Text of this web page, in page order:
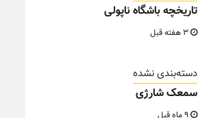
تاریخچه باشگاه ناپولی
دسته‌بندی نشده
سمعک شارژی